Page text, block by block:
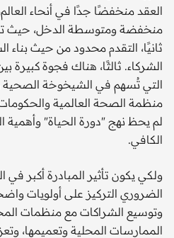
العقد منخفضًا جدًا في أنحاء
منخفضة ومتوسطة الدخل، حيث
ثانيًا، التقدم محدود من حيث بناء
الشركاء. ثالثًا، هناك فجوة كبيرة
التي تُسهم في الشيخوخة الصحية
منظمة الصحة العالمية
لم يحظ نهج "دورة الحياة" وأهمية
الكافي.
ولكي يكون تأثير المبادرة أكبر في
الضروري التركيز على أولويات
وتوسيع الشراكات مع منظمات
الممارسات المحلية وتعميمها،